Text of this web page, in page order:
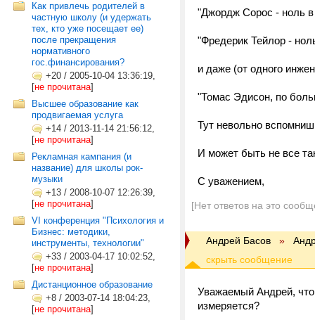
Как привлечь родителей в
частную школу (и удержать
тех, кто уже посещает ее)
после прекращения
нормативного
гос.финансирования?
+20 / 2005-10-04 13:36:19,
[не прочитана]
Высшее образование как
продвигаемая услуга
+14 / 2013-11-14 21:56:12,
[не прочитана]
Рекламная кампания (и
название) для школы рок-
музыки
+13 / 2008-10-07 12:26:39,
[не прочитана]
VI конференция "Психология и
Бизнес: методики,
инструменты, технологии"
+33 / 2003-04-17 10:02:52,
[не прочитана]
Дистанционное образование
+8 / 2003-07-14 18:04:23,
[не прочитана]
"Джордж Сорос - ноль в
"Фредерик Тейлор -
и даже (от одного
"Томас Эдисон, по
Тут невольно
И может быть не все
С уважением,
[Нет ответов на это
Андрей Басов »
Уважаемый Андрей, что
измеряется?